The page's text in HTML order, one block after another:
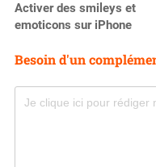
Activer des smileys et
emoticons sur iPhone
Besoin d'un